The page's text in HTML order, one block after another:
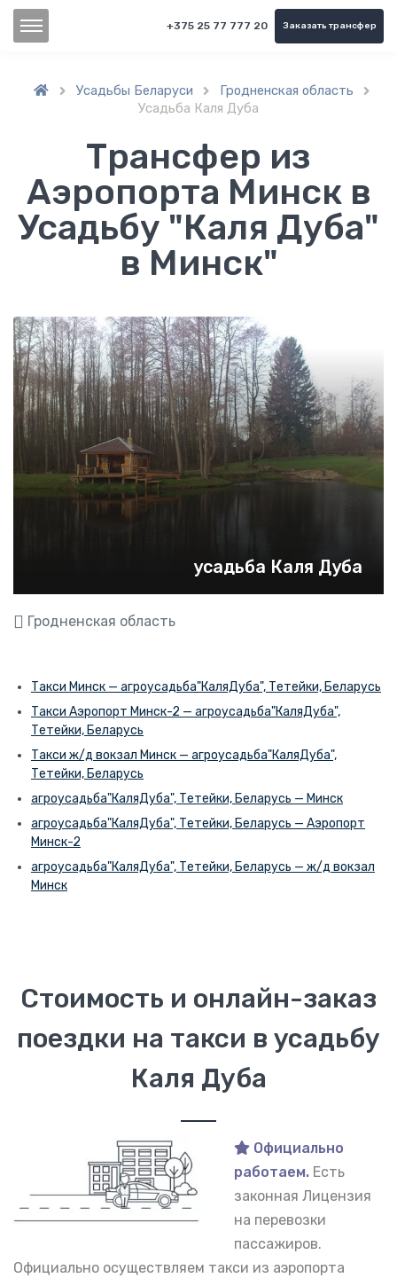
+375 25 77 777 20 Заказать трансфер
 Усадьбы Беларуси  Гродненская область 
Усадьба Каля Дуба
Трансфер из
Аэропорта Минск в
Усадьбу "Каля Дуба"
в Минск"
усадьба Каля Дуба
Гродненская область
Такси Минск — агроусадьба"КаляДуба", Тетейки, Беларусь
Такси Аэропорт Минск-2 — агроусадьба"КаляДуба",
Тетейки, Беларусь
Такси ж/д вокзал Минск — агроусадьба"КаляДуба",
Тетейки, Беларусь
агроусадьба"КаляДуба", Тетейки, Беларусь — Минск
агроусадьба"КаляДуба", Тетейки, Беларусь — Аэропорт
Минск-2
агроусадьба"КаляДуба", Тетейки, Беларусь — ж/д вокзал
Минск
Стоимость и онлайн-заказ
поездки на такси в усадьбу
Каля Дуба
Официально
работаем. Есть
законная Лицензия
на перевозки
пассажиров.
Официально осуществляем такси из аэропорта